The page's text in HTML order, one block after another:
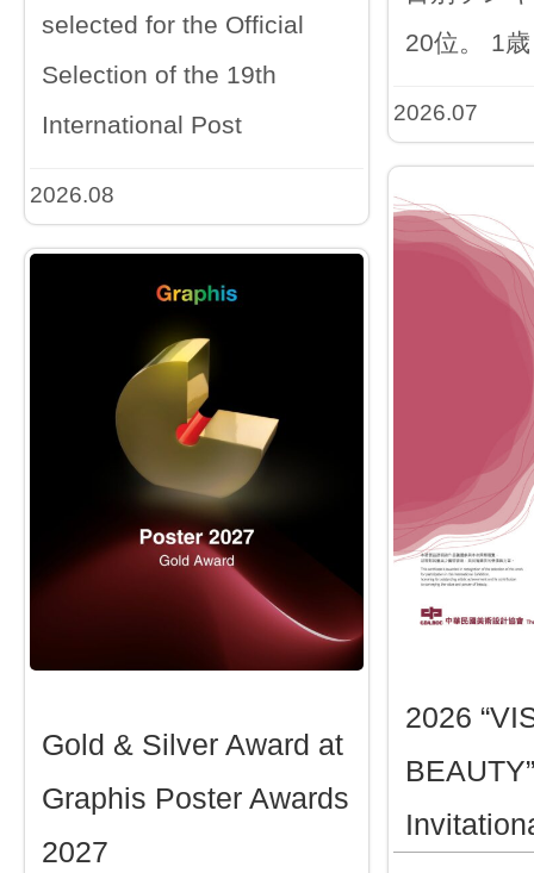
selected for the Official
Selection of the 19th
International Post
2026.08
20位。 1歳
2026.07
2026
Gold & Silver Award at
Graphis Poster Awards
2027